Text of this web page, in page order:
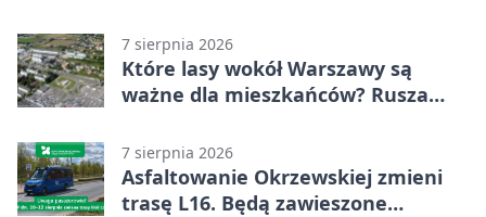
7 sierpnia 2026
Które lasy wokół Warszawy są
ważne dla mieszkańców? Rusza
7 sierpnia 2026
Asfaltowanie Okrzewskiej zmieni
trasę L16. Będą zawieszone